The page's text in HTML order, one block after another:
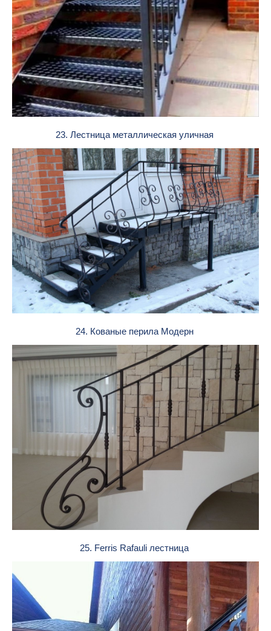
23. Лестница металлическая уличная
24. Кованые перила Модерн
25. Ferris Rafauli лестница